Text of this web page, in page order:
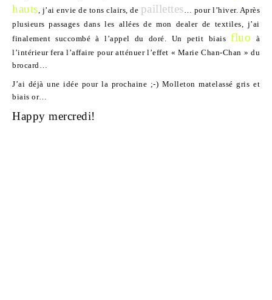
hauts , j’ai envie de tons clairs, de paillettes … pour l’hiver. Après
plusieurs passages dans les allées de mon dealer de textiles, j’ai
finalement succombé à l’appel du doré. Un petit biaisfluo à
l’intérieur fera l’affaire pour atténuer l’effet « Marie Chan-Chan » du
brocard…
J’ai déjà une idée pour la prochaine ;-) Molleton matelassé gris et
biais or…
Happy mercredi!